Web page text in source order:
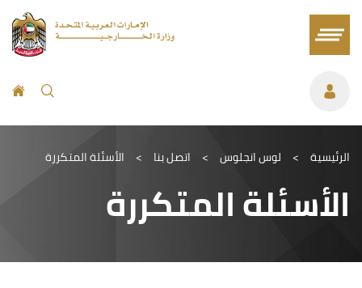
الرئيسية > لوس انجلوس > اتصل بنا > الأسئلة المتكررة
الأسئلة المتكررة